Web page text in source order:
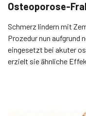
Osteoporose-
Schmerz lindern mit
Prozedur nun aufgrund
eingesetzt bei akuter
erzielt sie ähnliche